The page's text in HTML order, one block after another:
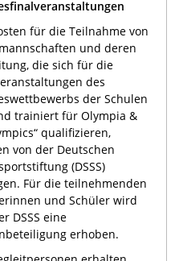
für die Teilnahme von
und deren
die sich für die
des
der Schulen
trainiert für Olympia &
qualifizieren,
von der Deutschen
(DSSS)
Für die teilnehmenden
und Schüler wird
DSSS eine
erhoben.